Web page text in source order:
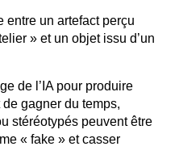
entre un artefact perçu
» et un objet issu d’un
de l’IA pour produire
gagner du temps,
stéréotypés peuvent être
« fake » et casser